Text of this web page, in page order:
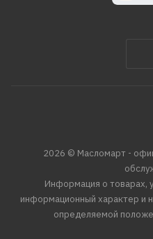
2026 © Масломарт -
Информация о товарах,
информационный характер и
определяемой